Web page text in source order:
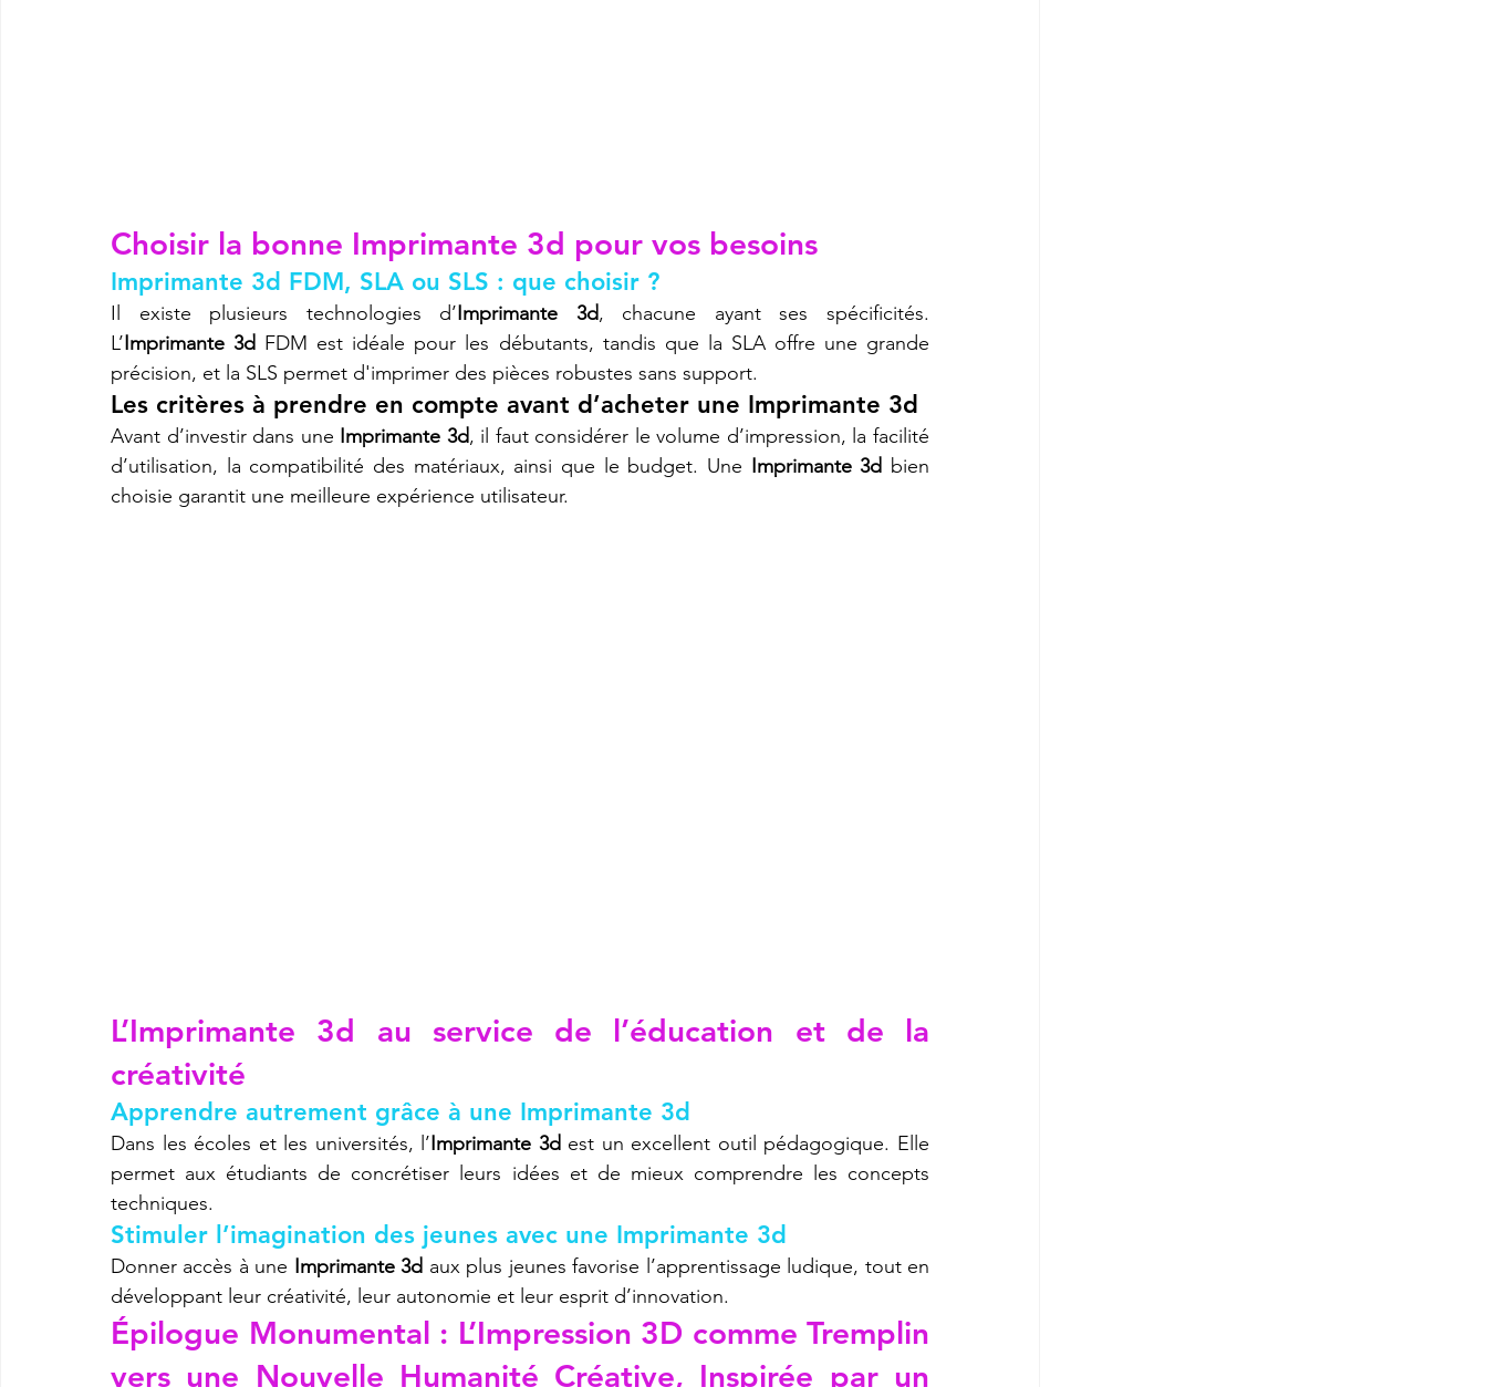
Choisir la bonne Imprimante 3d pour vos besoins
Imprimante 3d FDM, SLA ou SLS : que choisir ?
Il existe plusieurs technologies d’Imprimante 3d, chacune ayant ses spécificités.
L’Imprimante 3d FDM est idéale pour les débutants, tandis que la SLA offre une grande
précision, et la SLS permet d'imprimer des pièces robustes sans support.
Les critères à prendre en compte avant d’acheter une Imprimante 3d
Avant d’investir dans une Imprimante 3d, il faut considérer le volume d’impression, la facilité
d’utilisation, la compatibilité des matériaux, ainsi que le budget. Une Imprimante 3d bien
choisie garantit une meilleure expérience utilisateur.
L’Imprimante 3d au service de l’éducation et de la
créativité
Apprendre autrement grâce à une Imprimante 3d
Dans les écoles et les universités, l’Imprimante 3d est un excellent outil pédagogique. Elle
permet aux étudiants de concrétiser leurs idées et de mieux comprendre les concepts
techniques.
Stimuler l’imagination des jeunes avec une Imprimante 3d
Donner accès à une Imprimante 3d aux plus jeunes favorise l’apprentissage ludique, tout en
développant leur créativité, leur autonomie et leur esprit d’innovation.
Épilogue Monumental : L’Impression 3D comme Tremplin
vers une Nouvelle Humanité Créative, Inspirée par un